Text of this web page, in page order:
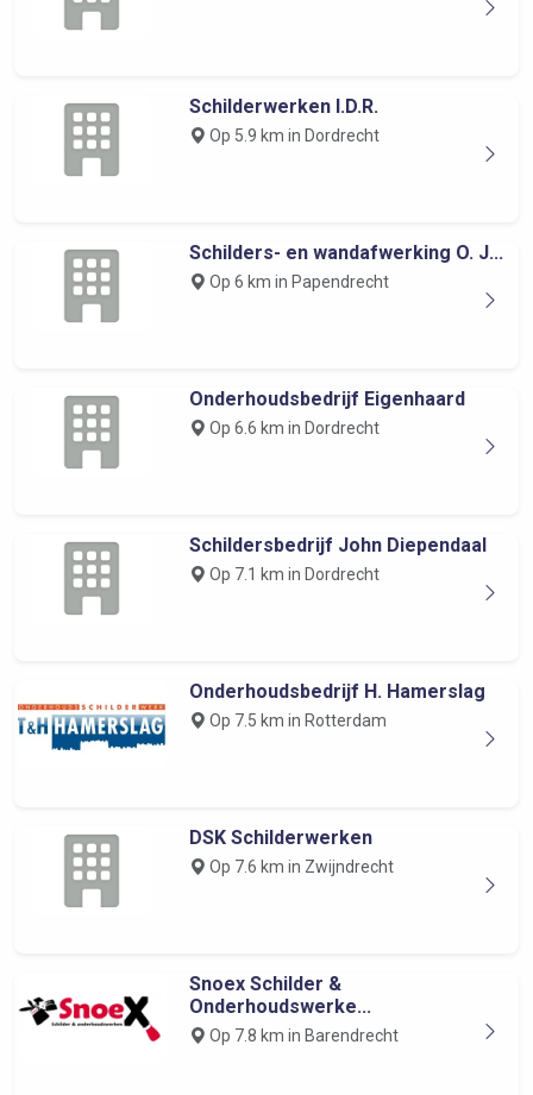
Schilderwerken I.D.R.
Op 5.9 km in Dordrecht
Schilders- en wandafwerking O. J...
Op 6 km in Papendrecht
Onderhoudsbedrijf Eigenhaard
Op 6.6 km in Dordrecht
Schildersbedrijf John Diependaal
Op 7.1 km in Dordrecht
Onderhoudsbedrijf H. Hamerslag
Op 7.5 km in Rotterdam
DSK Schilderwerken
Op 7.6 km in Zwijndrecht
Snoex Schilder &
Onderhoudswerke...
Op 7.8 km in Barendrecht